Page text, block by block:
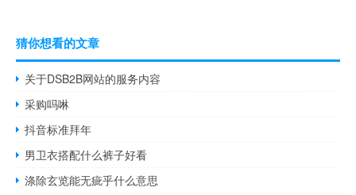
猜你想看的文章
关于DSB2B网站的服务内容
采购吗啉
抖音标准拜年
男卫衣搭配什么裤子好看
涤除玄览能无疵乎什么意思